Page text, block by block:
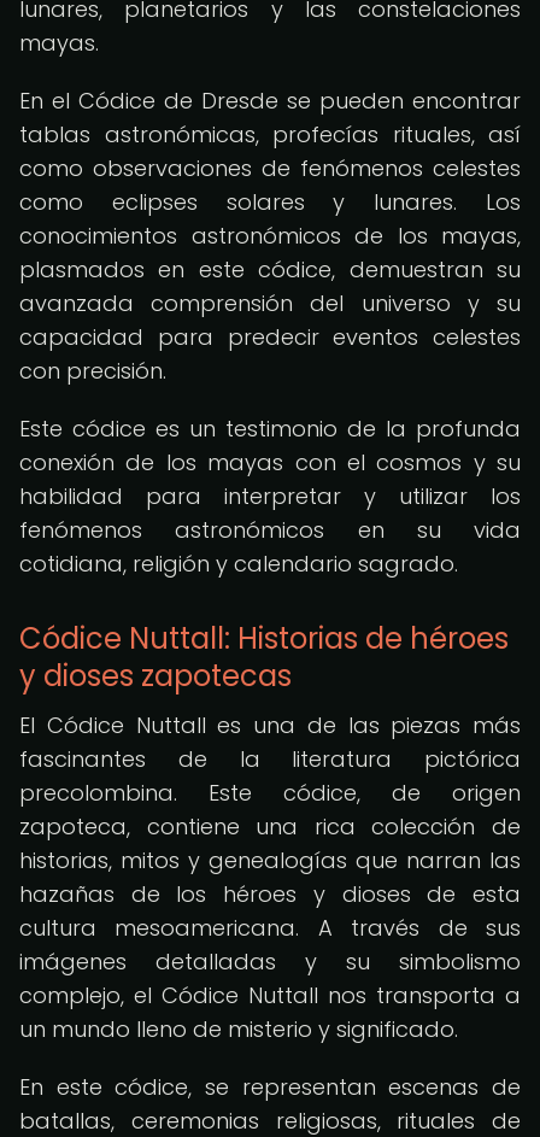
lunares, planetarios y las constelaciones
mayas.
En el Códice de Dresde se pueden encontrar
tablas astronómicas, profecías rituales, así
como observaciones de fenómenos celestes
como eclipses solares y lunares. Los
conocimientos astronómicos de los mayas,
plasmados en este códice, demuestran su
avanzada comprensión del universo y su
capacidad para predecir eventos celestes
con precisión.
Este códice es un testimonio de la profunda
conexión de los mayas con el cosmos y su
habilidad para interpretar y utilizar los
fenómenos astronómicos en su vida
cotidiana, religión y calendario sagrado.
Códice Nuttall: Historias de héroes
y dioses zapotecas
El Códice Nuttall es una de las piezas más
fascinantes de la literatura pictórica
precolombina. Este códice, de origen
zapoteca, contiene una rica colección de
historias, mitos y genealogías que narran las
hazañas de los héroes y dioses de esta
cultura mesoamericana. A través de sus
imágenes detalladas y su simbolismo
complejo, el Códice Nuttall nos transporta a
un mundo lleno de misterio y significado.
En este códice, se representan escenas de
batallas, ceremonias religiosas, rituales de